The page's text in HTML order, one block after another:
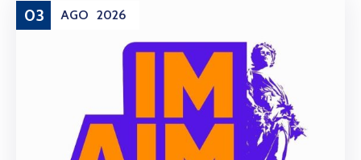
03 AGO 2026